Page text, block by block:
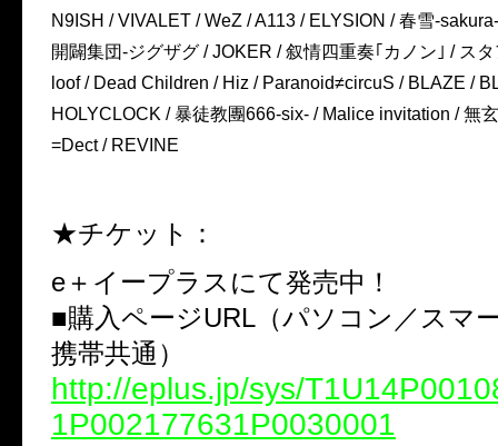
N9ISH / VIVALET / WeZ / A113 / ELYSION / 春雪-
開闢集団-ジグザグ / JOKER / 叙情四重奏｢カノン｣ / ス
loof / Dead Children / Hiz / Paranoid≠circuS / BLAZE /
HOLYCLOCK / 暴徒教團666-six- / Malice invitation / 無
=Dect / REVINE
★チケット：
e＋イープラスにて発売中！
■購入ページURL（パソコン／スマ
携帯共通）
http://eplus.jp/sys/
1P002177631P0030001